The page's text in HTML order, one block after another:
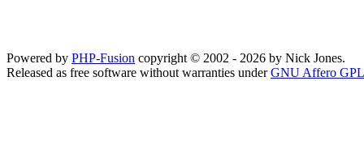
Powered by PHP-Fusion copyright © 2002 - 2026 by Nick Jones.
Released as free software without warranties underGNU Affero GPL